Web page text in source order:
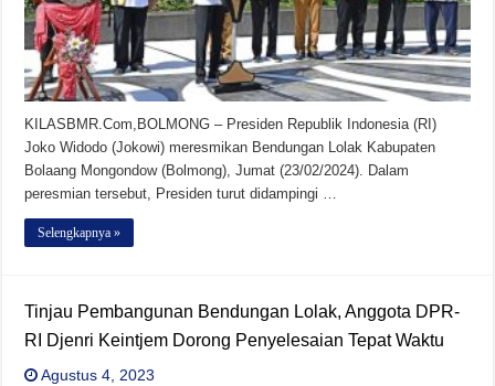
KILASBMR.Com,BOLMONG – Presiden Republik Indonesia (RI)
Joko Widodo (Jokowi) meresmikan Bendungan Lolak Kabupaten
Bolaang Mongondow (Bolmong), Jumat (23/02/2024). Dalam
peresmian tersebut, Presiden turut didampingi …
Selengkapnya »
Tinjau Pembangunan Bendungan Lolak, Anggota DPR-
RI Djenri Keintjem Dorong Penyelesaian Tepat Waktu
Agustus 4, 2023